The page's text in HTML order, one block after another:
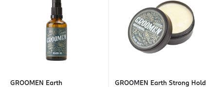
GROOMEN Earth GROOMEN Earth Strong Hold